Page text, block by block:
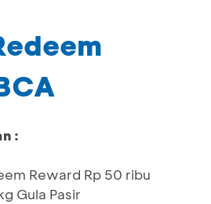
:
Reward Rp 50 ribu
Gula Pasir